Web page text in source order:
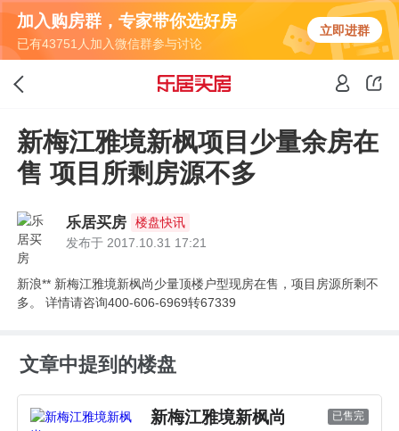
加入购房群，专家带你选好房
已有43751人加入微信群参与讨论
立即进群
新梅江雅境新枫项目少量余房在
售 项目所剩房源不多
乐居买房
楼盘快讯
发布于 2017.10.31 17:21
新浪** 新梅江雅境新枫尚少量顶楼户型现房在售，项目房源所剩不
多。 详情请咨询400-606-6969转67339
文章中提到的楼盘
新梅江雅境新枫尚 已售完